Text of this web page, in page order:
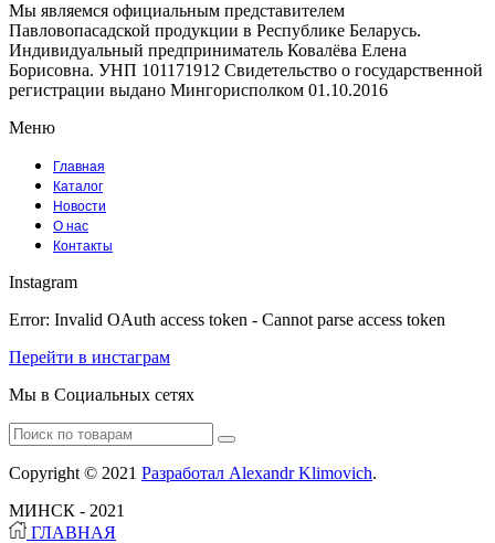
Мы являемся официальным представителем
Павловопасадской продукции в Республике Беларусь.
Индивидуальный предприниматель Ковалёва Елена
Борисовна. УНП 101171912 Свидетельство о государственной
регистрации выдано Мингорисполком 01.10.2016
Меню
Главная
Каталог
Новости
О нас
Контакты
Instagram
Error: Invalid OAuth access token - Cannot parse access token
Перейти в инстаграм
Мы в Социальных сетях
Facebook
Instagram
Tumblr
Youtube
Vk
Search
for:
Copyright © 2021 Разработал Alexandr Klimovich.
МИНСК - 2021
ГЛАВНАЯ